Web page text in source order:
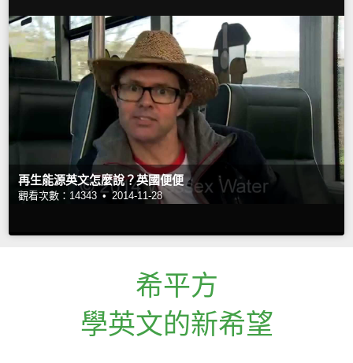
再生能源英文怎麼說？英國便便
觀看次數：14343 • 2014-11-28
希平方
學英文的新希望